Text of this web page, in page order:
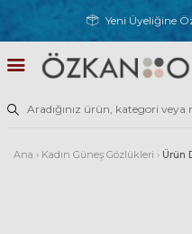
Yeni Üyeliğine
Ana › Kadın Güneş Gözlükleri › Ürün